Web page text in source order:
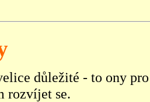
důležité - to ony
rozvíjet se.